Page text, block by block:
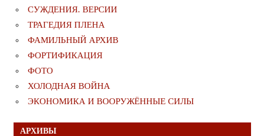
СУЖДЕНИЯ. ВЕРСИИ
ТРАГЕДИЯ ПЛЕНА
ФАМИЛЬНЫЙ АРХИВ
ФОРТИФИКАЦИЯ
ФОТО
ХОЛОДНАЯ ВОЙНА
ЭКОНОМИКА И ВООРУЖЁННЫЕ СИЛЫ
АРХИВЫ